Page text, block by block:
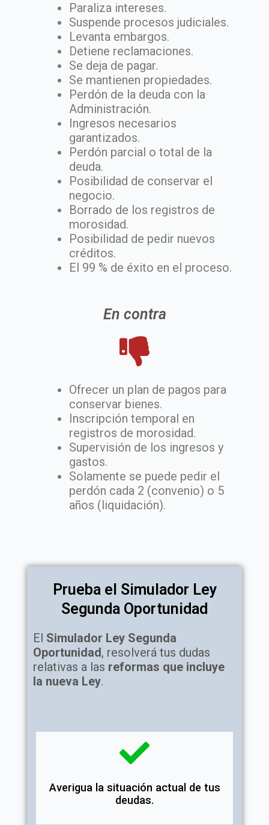
Paraliza intereses.
Suspende procesos judiciales.
Levanta embargos.
Detiene reclamaciones.
Se deja de pagar.
Se mantienen propiedades.
Perdón de la deuda con la
Administración.
Ingresos necesarios
garantizados.
Perdón parcial o total de la
deuda.
Posibilidad de conservar el
negocio.
Borrado de los registros de
morosidad.
Posibilidad de pedir nuevos
créditos.
El 99 % de éxito en el proceso.
En contra
Ofrecer un plan de pagos para
conservar bienes.
Inscripción temporal en
registros de morosidad.
Supervisión de los ingresos y
gastos.
Solamente se puede pedir el
perdón cada 2 (convenio) o 5
años (liquidación).
Prueba el Simulador Ley
Segunda Oportunidad
El Simulador Ley Segunda
Oportunidad, resolverá tus dudas
relativas a las reformas que incluye
la nueva Ley.
Averigua la situación actual de tus
deudas.